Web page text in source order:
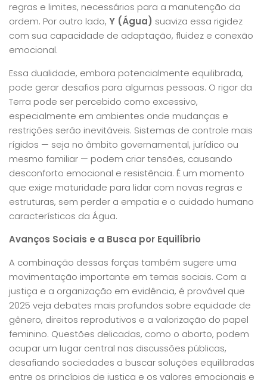
regras e limites, necessários para a manutenção da
ordem. Por outro lado, Y (Água) suaviza essa rigidez
com sua capacidade de adaptação, fluidez e conexão
emocional.
Essa dualidade, embora potencialmente equilibrada,
pode gerar desafios para algumas pessoas. O rigor da
Terra pode ser percebido como excessivo,
especialmente em ambientes onde mudanças e
restrições serão inevitáveis. Sistemas de controle mais
rígidos — seja no âmbito governamental, jurídico ou
mesmo familiar — podem criar tensões, causando
desconforto emocional e resistência. É um momento
que exige maturidade para lidar com novas regras e
estruturas, sem perder a empatia e o cuidado humano
característicos da Água.
Avanços Sociais e a Busca por Equilíbrio
A combinação dessas forças também sugere uma
movimentação importante em temas sociais. Com a
justiça e a organização em evidência, é provável que
2025 veja debates mais profundos sobre equidade de
gênero, direitos reprodutivos e a valorização do papel
feminino. Questões delicadas, como o aborto, podem
ocupar um lugar central nas discussões públicas,
desafiando sociedades a buscar soluções equilibradas
entre os princípios de justiça e os valores emocionais e